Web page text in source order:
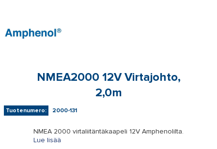
NMEA2000 12V Virtajohto,
2,0m
Tuotenumero: 2000-131
NMEA 2000 virtaliitäntäkaapeli 12V Amphenolilta.
Lue lisää